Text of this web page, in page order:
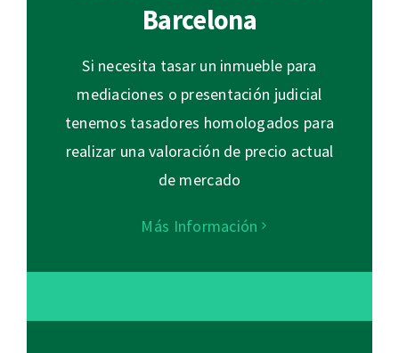
Barcelona
Si necesita tasar un inmueble para
mediaciones o presentación judicial
tenemos tasadores homologados para
realizar una valoración de precio actual
de mercado
Más Información